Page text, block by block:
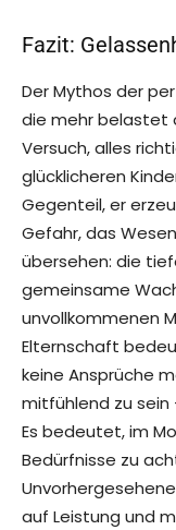
Fazit:
Der Mythos der
die mehr belastet
Versuch, alles
glücklicheren
Gegenteil, er
Gefahr, das
übersehen: die
gemeinsame
unvollkommenen
Elternschaft
keine Ansprüche
mitfühlend zu sein
Es bedeutet, im
Bedürfnisse zu
auf Leistung und